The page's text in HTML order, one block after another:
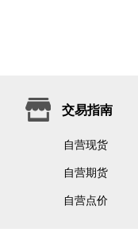
交易指南
自营现货
自营期货
自营点价